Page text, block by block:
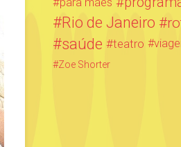
Rio de Janeiro
saúde teatro
Zoe Shorter